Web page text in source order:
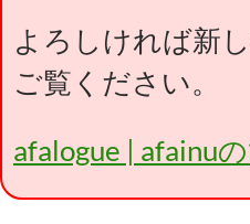
よろしければ新
ご覧ください。
afalogue | afainu